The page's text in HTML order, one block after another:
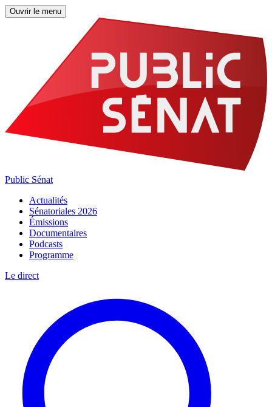
Ouvrir le menu
Public Sénat
Actualités
Sénatoriales 2026
Émissions
Documentaires
Podcasts
Programme
Le direct